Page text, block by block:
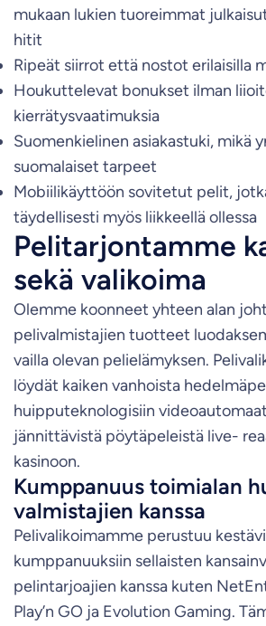
mukaan lukien tuoreimmat
hitit
Ripeät siirrot että nostot erilaisilla
Houkuttelevat bonukset ilman
kierrätysvaatimuksia
Suomenkielinen asiakastuki, mikä
suomalaiset tarpeet
Mobiilikäyttöön sovitetut pelit,
täydellisesti myös liikkeellä ollessa
Pelitarjontamme
sekä valikoima
Olemme koonneet yhteen alan
pelivalmistajien tuotteet
vailla olevan pelielämyksen.
löydät kaiken vanhoista
huipputeknologisiin
jännittävistä pöytäpeleistä live-
kasinoon.
Kumppanuus toimialan
valmistajien kanssa
Pelivalikoimamme perustuu
kumppanuuksiin sellaisten
pelintarjoajien kanssa kuten
Play’n GO ja Evolution Gaming.